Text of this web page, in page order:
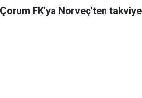
Çorum FK'ya Norveç'ten takviye